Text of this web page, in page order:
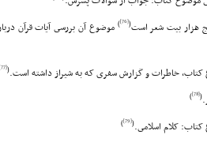
(
[76]
) موضوع آن بررسى آیات قرآن
(
[77]
(
[78]
)
(
[79]
)